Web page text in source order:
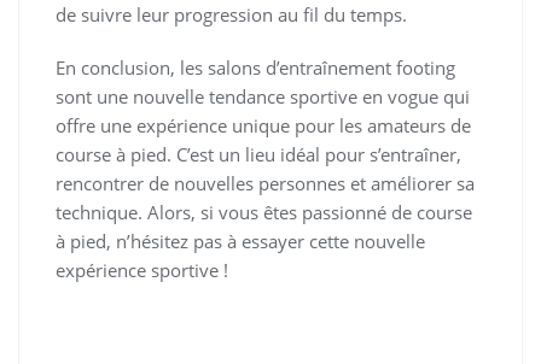
de suivre leur progression au fil du temps.
En conclusion, les salons d’entraînement footing
sont une nouvelle tendance sportive en vogue qui
offre une expérience unique pour les amateurs de
course à pied. C’est un lieu idéal pour s’entraîner,
rencontrer de nouvelles personnes et améliorer sa
technique. Alors, si vous êtes passionné de course
à pied, n’hésitez pas à essayer cette nouvelle
expérience sportive !